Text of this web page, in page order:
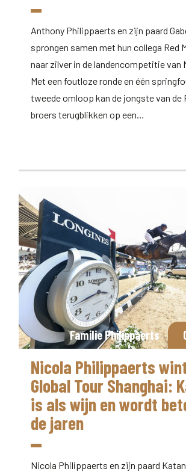
Anthony Philippaerts en zijn paard
sprongen samen met hun collega Red
naar zilver in de landencompetitie van
Met een foutloze ronde en één
tweede omloop kan de jongste van de
broers terugblikken op een…
Familie Philippaerts
Nicola Philippaerts
Global Tour Shanghai:
is als wijn en wordt
de jaren
Nicola Philippaerts en zijn paard